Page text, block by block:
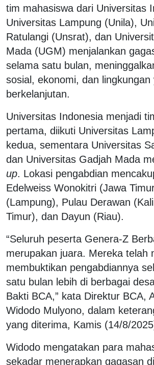
tim mahasiswa dari Universitas
Universitas Lampung (Unila),
Ratulangi (Unsrat), dan
Mada (UGM) menjalankan
selama satu bulan,
sosial, ekonomi, dan lingkungan
berkelanjutan.
Universitas Indonesia menjadi
pertama, diikuti Universitas
kedua, sementara Universitas
dan Universitas Gadjah Mada
up. Lokasi pengabdian
Edelweiss Wonokitri (Jawa
(Lampung), Pulau Derawan
Timur), dan Dayun (Riau).
“Seluruh peserta Genera-Z
merupakan juara. Mereka telah
membuktikan pengabdiannya
satu bulan lebih di berbagai
Bakti BCA,” kata Direktur BCA,
Widodo Mulyono, dalam
yang diterima, Kamis (14/8/
Widodo mengatakan para
sekadar menerapkan gagasan